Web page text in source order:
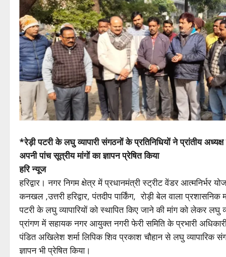
*रेड़ी पटरी के लघु व्यापारी संगठनों के प्रतिनिधियों ने प्रांतीय
अपनी पांच सूत्रीय मांगों का ज्ञापन प्रेषित किया
हरि न्यूज
हरिद्वार। नगर निगम क्षेत्र में प्रधानमंत्री स्ट्रीट वेंडर आत्मनिर्भर
कनखल ,उत्तरी हरिद्वार, पंतदीप पार्किंग, रोड़ी बेल वाला प्रशासनिक
पटरी के लघु व्यापारियों को स्थापित किए जाने की मांग को लेकर लघु
प्रांगण में सहायक नगर आयुक्त नगरी फेरी समिति के प्रभारी
पंडित अखिलेश शर्मा लिपिक शिव प्रकाश चौहान से लघु व्यापारिक
ज्ञापन भी प्रेषित किया।